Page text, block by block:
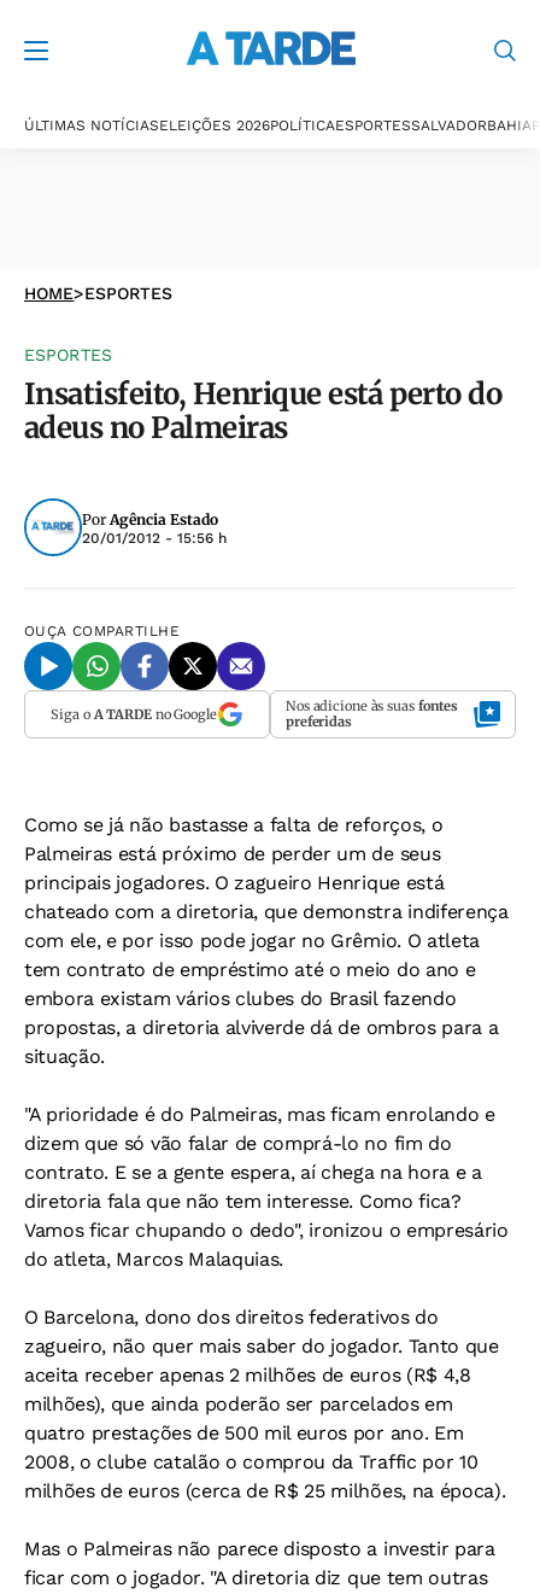
ÚLTIMAS NOTÍCIASELEIÇÕES 2026POLÍTICAESPORTESSALVADORBAHIA
HOME>ESPORTES
ESPORTES
Insatisfeito, Henrique está perto do
adeus no Palmeiras
PorAgência Estado
20/01/2012 - 15:56 h
OUÇA COMPARTILHE
Siga o A TARDEno Google Nos adicione às suas fontes
preferidas
Como se já não bastasse a falta de reforços, o
Palmeiras está próximo de perder um de seus
principais jogadores. O zagueiro Henrique está
chateado com a diretoria, que demonstra indiferença
com ele, e por isso pode jogar no Grêmio. O atleta
tem contrato de empréstimo até o meio do ano e
embora existam vários clubes do Brasil fazendo
propostas, a diretoria alviverde dá de ombros para a
situação.
"A prioridade é do Palmeiras, mas ficam enrolando e
dizem que só vão falar de comprá-lo no fim do
contrato. E se a gente espera, aí chega na hora e a
diretoria fala que não tem interesse. Como fica?
Vamos ficar chupando o dedo", ironizou o empresário
do atleta, Marcos Malaquias.
O Barcelona, dono dos direitos federativos do
zagueiro, não quer mais saber do jogador. Tanto que
aceita receber apenas 2 milhões de euros (R$ 4,8
milhões), que ainda poderão ser parcelados em
quatro prestações de 500 mil euros por ano. Em
2008, o clube catalão o comprou da Traffic por 10
milhões de euros (cerca de R$ 25 milhões, na época).
Mas o Palmeiras não parece disposto a investir para
ficar com o jogador. "A diretoria diz que tem outras